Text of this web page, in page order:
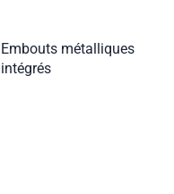
Embouts métalliques
intégrés